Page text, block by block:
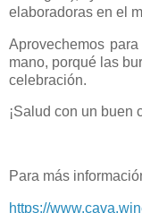
elaboradoras en el
Aprovechemos
mano, porqué las
celebración.
¡Salud con un buen
Para más
https://